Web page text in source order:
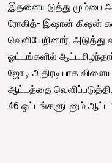
இதனையடுத்து மும்பை
ரோகித்- இஷான் கிஷன்
வெளியேறினார். அடுத்து
ஓட்டங்களில்
ஜோடி அதிரடியாக
ஆட்டத்தை
46 ஓட்டங்களுடனும்